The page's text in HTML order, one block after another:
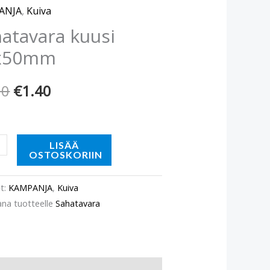
, Kuiva
kuusi
oli:
€1.90.
€1.40
on:
€1.40.
LISÄÄ
OSTOSKORIIN
KAMPANJA, Kuiva
tuotteelleSahatavara